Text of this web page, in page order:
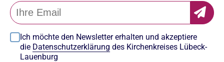
Ich möchte den Newsletter erhalten und akzeptiere
die Datenschutzerklärung des Kirchenkreises Lübeck-
Lauenburg